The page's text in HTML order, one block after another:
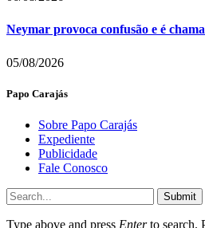
Neymar provoca confusão e é
05/08/2026
Papo Carajás
Sobre Papo Carajás
Expediente
Publicidade
Fale Conosco
Submit
Type above and press Enterto search.